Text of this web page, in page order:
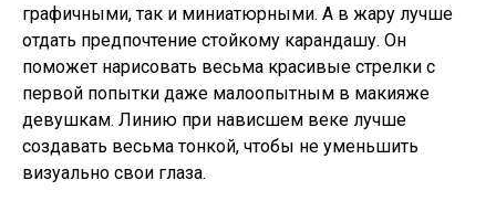
графичными, так и миниатюрными. А в жару лучше
отдать предпочтение стойкому карандашу. Он
поможет нарисовать весьма красивые стрелки с
первой попытки даже малоопытным в макияже
девушкам. Линию при нависшем веке лучше
создавать весьма тонкой, чтобы не уменьшить
визуально свои глаза.